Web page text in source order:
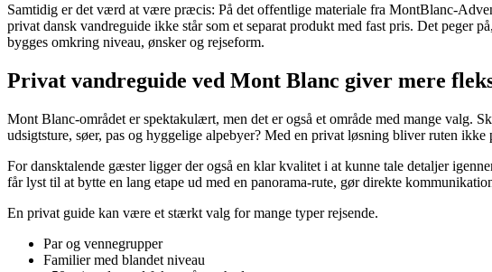
Samtidig er det værd at være præcis: På det offentlige materiale fra MontBlanc-
privat dansk vandreguide ikke står som et separat produkt med fast pris. Det peger
bygges omkring niveau, ønsker og rejseform.
Privat vandreguide ved Mont Blanc giver mere
Mont Blanc-området er spektakulært, men det er også et område med mange
udsigtsture, søer, pas og hyggelige alpebyer? Med en privat løsning bliver ruten
For dansktalende gæster ligger der også en klar kvalitet i at kunne tale detaljer
får lyst til at bytte en lang etape ud med en panorama-rute, gør direkte
En privat guide kan være et stærkt valg for mange typer rejsende.
Par og vennegrupper
Familier med blandet niveau